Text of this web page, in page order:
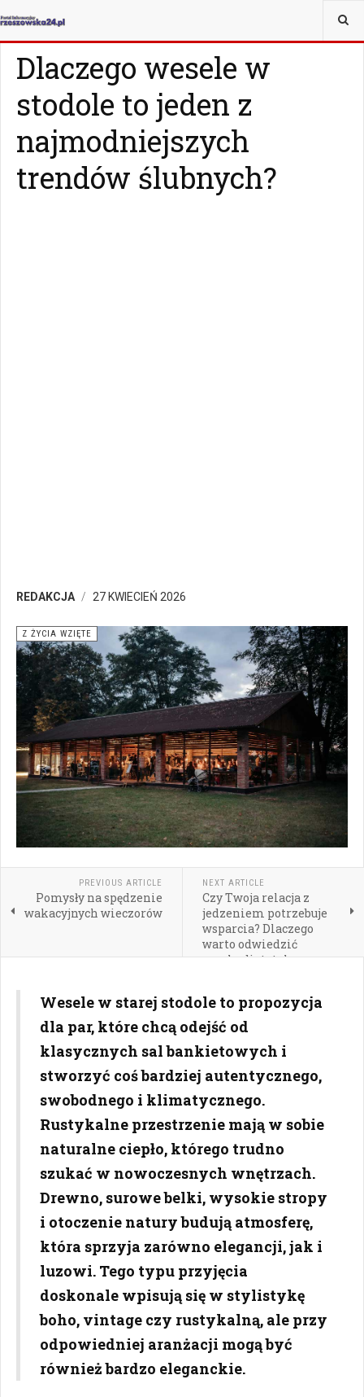
JESTEŚ TUTAJ:
Dlaczego wesele w
stodole to jeden z
najmodniejszych
trendów ślubnych?
REDAKCJA 27 KWIECIEŃ 2026
Z ŻYCIA WZIĘTE
PREVIOUS ARTICLE
Pomysły na spędzenie
wakacyjnych wieczorów
NEXT ARTICLE
Czy Twoja relacja z
jedzeniem potrzebuje
wsparcia? Dlaczego
warto odwiedzić
psychodietetyka
Wesele w starej stodole to propozycja
dla par, które chcą odejść od
klasycznych sal bankietowych i
stworzyć coś bardziej autentycznego,
swobodnego i klimatycznego.
Rustykalne przestrzenie mają w sobie
naturalne ciepło, którego trudno
szukać w nowoczesnych wnętrzach.
Drewno, surowe belki, wysokie stropy
i otoczenie natury budują atmosferę,
która sprzyja zarówno elegancji, jak i
luzowi. Tego typu przyjęcia
doskonale wpisują się w stylistykę
boho, vintage czy rustykalną, ale przy
odpowiedniej aranżacji mogą być
również bardzo eleganckie.